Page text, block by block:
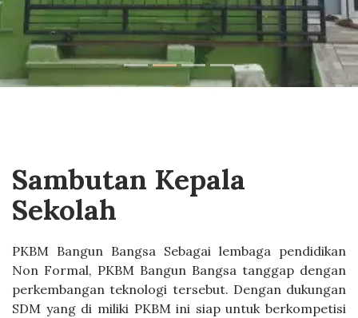
Sambutan Kepala
Sekolah
PKBM Bangun Bangsa Sebagai lembaga pendidikan
Non Formal, PKBM Bangun Bangsa tanggap dengan
perkembangan teknologi tersebut. Dengan dukungan
SDM yang di miliki PKBM ini siap untuk berkompetisi